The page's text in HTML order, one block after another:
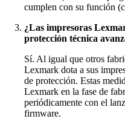
cumplen con su función
¿Las impresoras
protección técnica
Sí. Al igual que otros
Lexmark dota a sus
de protección. Estas
Lexmark en la fase de
periódicamente con el
firmware.